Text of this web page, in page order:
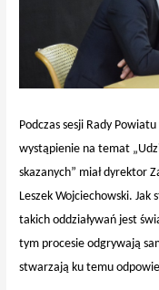
Podczas sesji Rady
wystąpienie na temat
skazanych” miał dyrektor
Leszek Wojciechowski.
takich oddziaływań jest
tym procesie odgrywają
stwarzają ku temu